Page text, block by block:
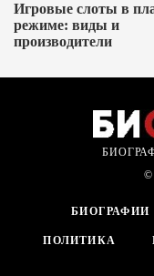
Игровые слоты в
режиме: виды и
производители
©
БИОГРАФИИ
ПОЛИТИКА